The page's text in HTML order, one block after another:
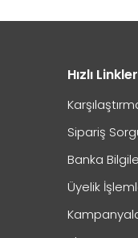
İade/iptal
Kapıda
Hızlı Linkler
Sipariş
Banka
Üyelik